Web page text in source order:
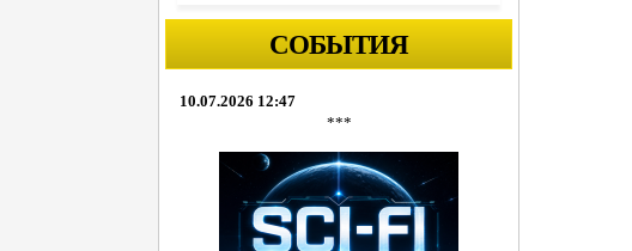
СОБЫТИЯ
10.07.2026 12:47
***